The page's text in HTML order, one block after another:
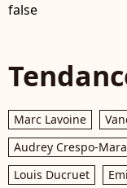
false
Marc Lavoine
Audrey Crespo-Mara
Louis Ducruet